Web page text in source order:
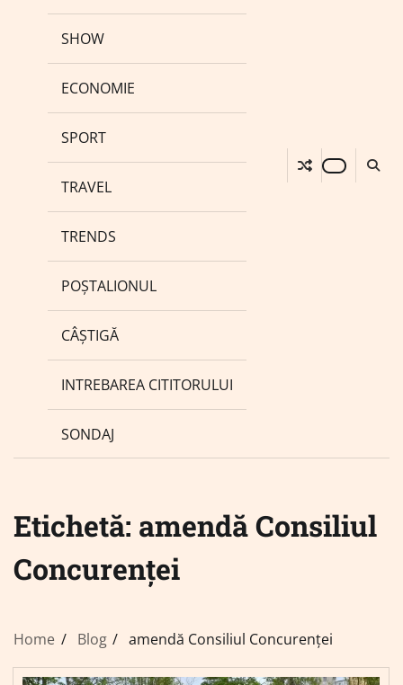
SHOW
ECONOMIE
SPORT
TRAVEL
TRENDS
POȘTALIONUL
CÂȘTIGĂ
INTREBAREA CITITORULUI
SONDAJ
Etichetă: amendă Consiliul
Concurenței
Home Blog amendă Consiliul Concurenței